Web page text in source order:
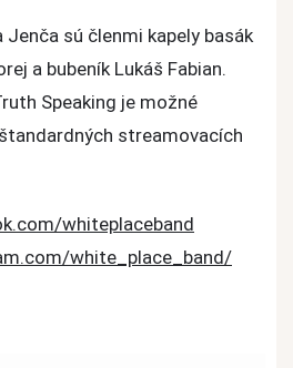
Jenča sú členmi kapely basák
a bubeník Lukáš Fabian.
Speaking je možné
streamovacích
whiteplaceband
white_place_band/